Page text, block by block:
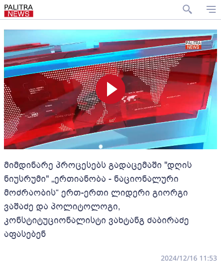
მიმდინარე პროცესებს გადაცემაში "დღის
ნიუსრუმი" „ერთიანობა - ნაციონალური
მოძრაობის“ ერთ-ერთი ლიდერი გიორგი
ვაშაძე და პოლიტოლოგი,
კონსტიტუციონალისტი ვახტანგ ძაბირაძე
აფასებენ
2024/12/16 11:53